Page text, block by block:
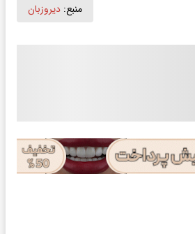
منبع: دیروزبان